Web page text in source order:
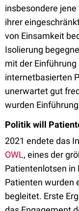
insbesondere
ihrer
von Einsamkeit
Isolierung
mit der
internetbasierten
unerwartet gut
wurden
Politik will
2021 endete das
OWL, eines der
Patientenlotsen in
Patienten wurden
begleitet. Erste